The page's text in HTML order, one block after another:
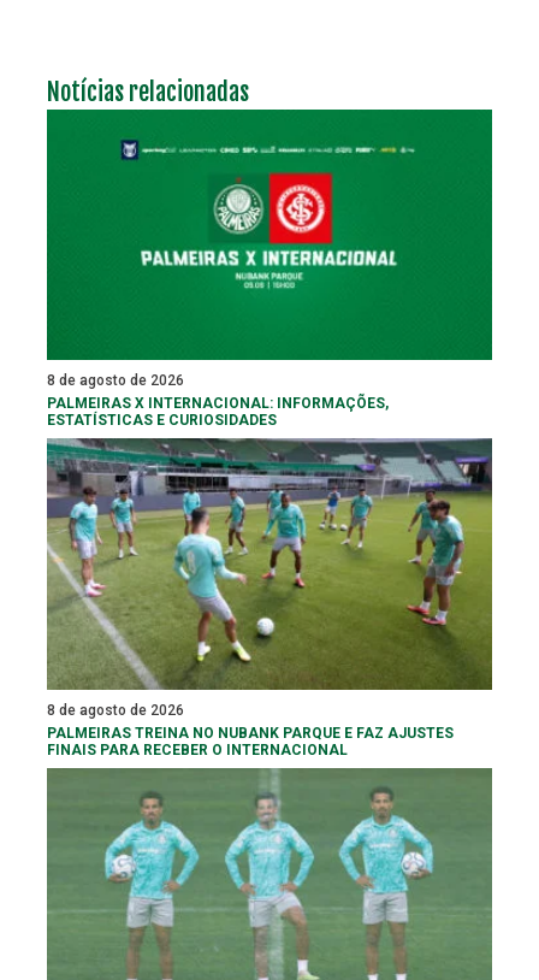
Notícias relacionadas
8 de agosto de 2026
PALMEIRAS X INTERNACIONAL: INFORMAÇÕES,
ESTATÍSTICAS E CURIOSIDADES
8 de agosto de 2026
PALMEIRAS TREINA NO NUBANK PARQUE E FAZ AJUSTES
FINAIS PARA RECEBER O INTERNACIONAL